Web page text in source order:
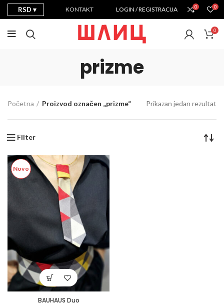
RSD KONTAKT LOGIN / REGISTRACIJA 0 0
0
prizme
Početna Proizvod označen „prizme“ Prikazan jedan rezultat
Filter
Novo
BAUHAUS Duo